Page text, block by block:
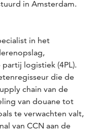
in Amsterdam.
in het
logistiek (4PL).
die de
chain van de
van douane tot
te verwachten valt,
van CCN aan de